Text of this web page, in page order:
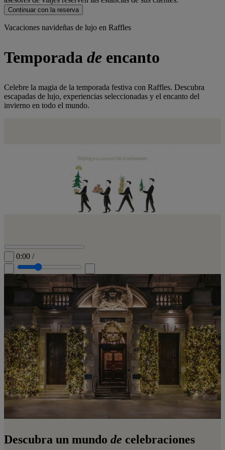
Continuar con la reserva
Vacaciones navideñas de lujo en Raffles
Temporada de encanto
Celebre la magia de la temporada festiva con Raffles. Descubra
escapadas de lujo, experiencias seleccionadas y el encanto del
invierno en todo el mundo.
0:00 /
Descubra un mundo de celebraciones